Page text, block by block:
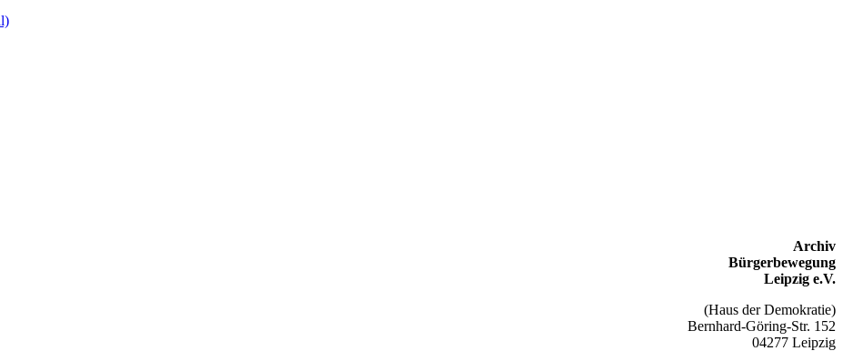
Archiv
Bürgerbewegung
Leipzig e.V.
(Haus der Demokratie)
Bernhard-Göring-Str. 152
04277 Leipzig